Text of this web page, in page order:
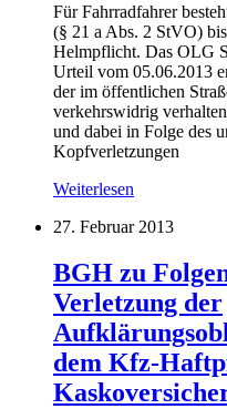
Für Fahrradfahrer
(§ 21 a Abs. 2 StVO)
Helmpflicht. Das OLG
Urteil vom 05.06.2013
der im öffentlichen
verkehrswidrig
und dabei in Folge des
Kopfverletzungen
Weiterlesen
27. Februar 2013
BGH zu
Verletzung der
dem Kfz-